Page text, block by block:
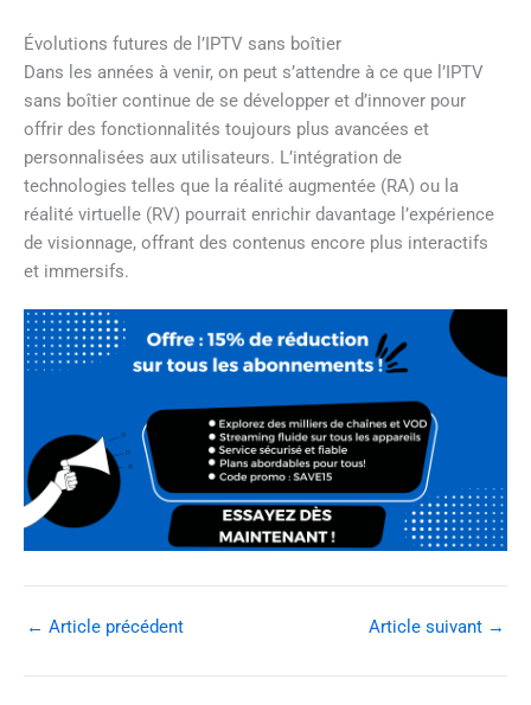
Évolutions futures de l’IPTV sans boîtier
Dans les années à venir, on peut s’attendre à ce que l’IPTV
sans boîtier continue de se développer et d’innover pour
offrir des fonctionnalités toujours plus avancées et
personnalisées aux utilisateurs. L’intégration de
technologies telles que la réalité augmentée (RA) ou la
réalité virtuelle (RV) pourrait enrichir davantage l’expérience
de visionnage, offrant des contenus encore plus interactifs
et immersifs.
← Article précédent Article suivant →